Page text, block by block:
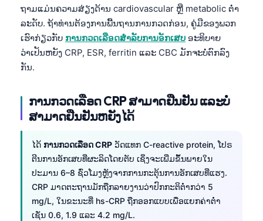
ຖາມແມ່ນຄວາມສ່ຽງດ້ານ cardiovascular ຫຼື metabolic ຕ່ຳ
ລະດັບ. ຖ້າທ່ານຕ້ອງການພື້ນຖານການກວດກ່ອນ, ຄູ່ມືຂອງພວກ
ເຮົາກ່ຽວກັບ ການກວດເລືອດສຳລັບການອັກເສບ ອະທິບາຍ
ວ່າເປັນຫຍັງ CRP, ESR, ferritin ແລະ CBC ມັກຈະບໍ່ຕົກລົງ
ກັນ.
ການກວດເລືອດ CRP ສາມາດຢືນຢັນ ແລະບໍ່
ສາມາດຢືນຢັນຫຍັງໄດ້
ໄດ້ ການກວດເລືອດ CRP ວັດແທກ C-reactive protein, ໂປຣ
ຕີນການອັກເສບທີ່ຜະລິດໂດຍຕັບ ເຊິ່ງຈະເພີ່ມຂຶ້ນພາຍໃນ
ປະມານ 6–8 ຊົ່ວໂມງຫຼັງຈາກການກະຕຸ້ນການອັກເສບທີ່ແຮງ.
CRP ມາດຕະຖານມັກຖືກລາຍງານວ່າປົກກະຕິຕ່ຳກວ່າ 5
mg/L, ໃນຂະນະທີ່ hs-CRP ຖືກອອກແບບເພື່ອແຍກຄ່າຕ່ຳ
ເຊັ່ນ 0.6, 1.9 ແລະ 4.2 mg/L.